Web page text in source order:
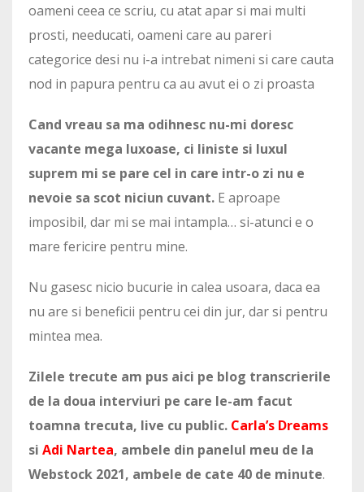
oameni ceea ce scriu, cu atat apar si mai multi
prosti, needucati, oameni care au pareri
categorice desi nu i-a intrebat nimeni si care cauta
nod in papura pentru ca au avut ei o zi proasta
Cand vreau sa ma odihnesc nu-mi doresc
vacante mega luxoase, ci liniste si luxul
suprem mi se pare cel in care intr-o zi nu e
nevoie sa scot niciun cuvant. E aproape
imposibil, dar mi se mai intampla… si-atunci e o
mare fericire pentru mine.
Nu gasesc nicio bucurie in calea usoara, daca ea
nu are si beneficii pentru cei din jur, dar si pentru
mintea mea.
Zilele trecute am pus aici pe blog transcrierile
de la doua interviuri pe care le-am facut
toamna trecuta, live cu public. Carla’s Dreams
si Adi Nartea, ambele din panelul meu de la
Webstock 2021, ambele de cate 40 de minute.